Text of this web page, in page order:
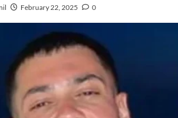
February 22, 2025 0